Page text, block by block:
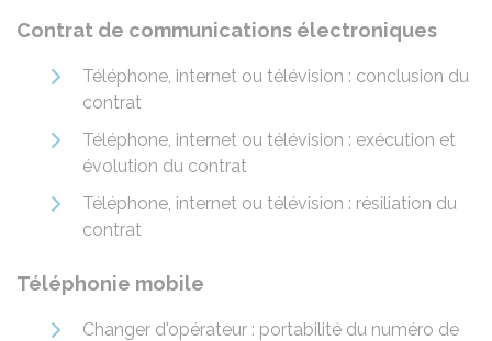
Contrat de communications électroniques
Téléphone, internet ou télévision : conclusion du
contrat
Téléphone, internet ou télévision : exécution et
évolution du contrat
Téléphone, internet ou télévision : résiliation du
contrat
Téléphonie mobile
Changer d'opérateur : portabilité du numéro de